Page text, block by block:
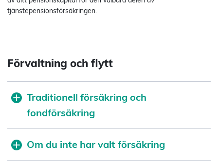
tjänstepensionsförsäkringen.
Förvaltning och flytt
Traditionell försäkring och
fondförsäkring
Om du inte har valt försäkring